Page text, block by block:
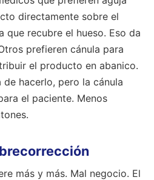
directamente sobre el
que recubre el hueso. Eso da
prefieren cánula para
el producto en abanico.
hacerlo, pero la cánula
el paciente. Menos
más y más. Mal negocio. El